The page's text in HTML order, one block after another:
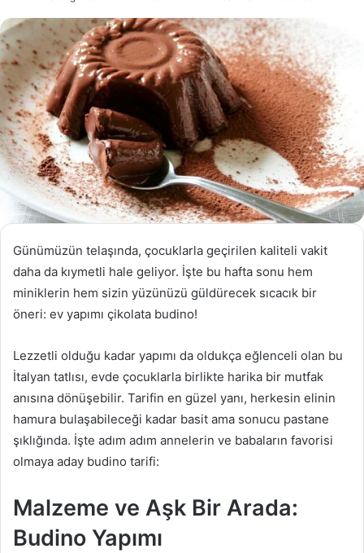
göndermek
Günümüzün telaşında, çocuklarla geçirilen kaliteli vakit
daha da kıymetli hale geliyor. İşte bu hafta sonu hem
miniklerin hem sizin yüzünüzü güldürecek sıcacık bir
öneri: ev yapımı çikolata budino!
Lezzetli olduğu kadar yapımı da oldukça eğlenceli olan bu
İtalyan tatlısı, evde çocuklarla birlikte harika bir mutfak
anısına dönüşebilir. Tarifin en güzel yanı, herkesin elinin
hamura bulaşabileceği kadar basit ama sonucu pastane
şıklığında. İşte adım adım annelerin ve babaların favorisi
olmaya aday budino tarifi:
Malzeme ve Aşk Bir Arada:
Budino Yapımı